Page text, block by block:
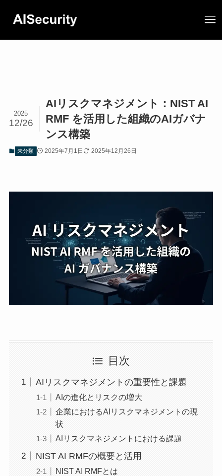
AIリスクマネジメント：NIST AI
RMF を活用した組織のAIガバナ
ンス構築
2025
12/26
未分類 2025年7月1日 2025年12月26日
目次
AIリスクマネジメントの重要性と課題
AIの進化とリスクの増大
企業におけるAIリスクマネジメントの現
状
AIリスクマネジメントにおける課題
NIST AI RMFの概要と活用
NIST AI RMFとは